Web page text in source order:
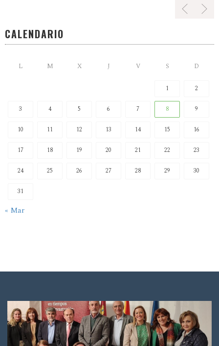
CALENDARIO
L M X J V S D
1 2
3 4 5 6 7 8 9
10 11 12 13 14 15 16
17 18 19 20 21 22 23
24 25 26 27 28 29 30
31
« Mar